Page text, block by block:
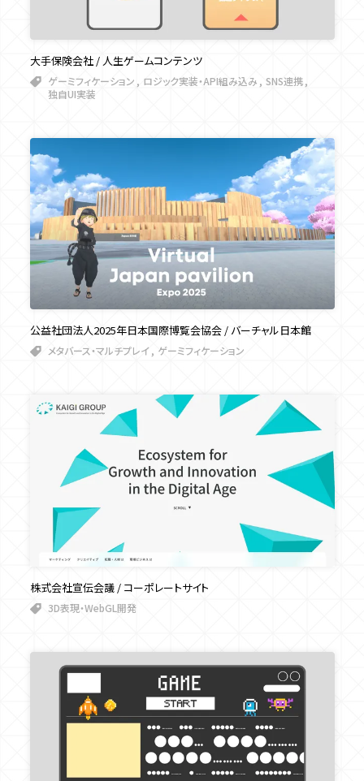
大手保険会社 / 人生ゲームコンテンツ
ゲーミフィケーション ロジック実装・API組み込み
SNS連携
独自UI実装
公益社団法人2025年日本国際博覧会協会 / バーチャル日本館
メタバース・マルチプレイ ゲーミフィケーション
株式会社宣伝会議 / コーポレートサイト
3D表現・WebGL開発